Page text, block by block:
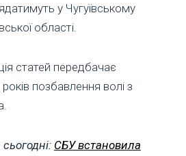
у Чугуївському
області.
статей передбачає
позбавлення волі з
СБУ встановила